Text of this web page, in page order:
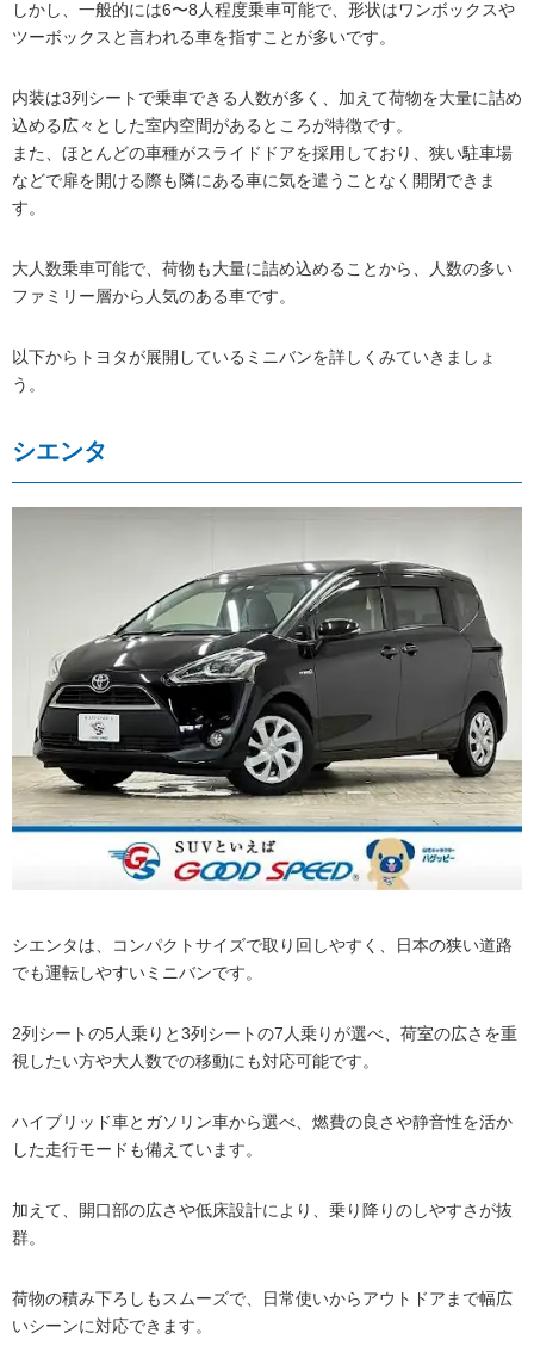
しかし、一般的には6〜8人程度乗車可能で、形状はワンボックスや
ツーボックスと言われる車を指すことが多いです。
内装は3列シートで乗車できる人数が多く、加えて荷物を大量に詰め
込める広々とした室内空間があるところが特徴です。
また、ほとんどの車種がスライドドアを採用しており、狭い駐車場
などで扉を開ける際も隣にある車に気を遣うことなく開閉できま
す。
大人数乗車可能で、荷物も大量に詰め込めることから、人数の多い
ファミリー層から人気のある車です。
以下からトヨタが展開しているミニバンを詳しくみていきましょ
う。
シエンタ
シエンタは、コンパクトサイズで取り回しやすく、日本の狭い道路
でも運転しやすいミニバンです。
2列シートの5人乗りと3列シートの7人乗りが選べ、荷室の広さを重
視したい方や大人数での移動にも対応可能です。
ハイブリッド車とガソリン車から選べ、燃費の良さや静音性を活か
した走行モードも備えています。
加えて、開口部の広さや低床設計により、乗り降りのしやすさが抜
群。
荷物の積み下ろしもスムーズで、日常使いからアウトドアまで幅広
いシーンに対応できます。